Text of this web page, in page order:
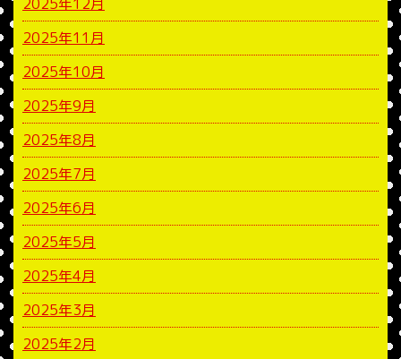
2025年11月
2025年10月
2025年9月
2025年8月
2025年7月
2025年6月
2025年5月
2025年4月
2025年3月
2025年2月